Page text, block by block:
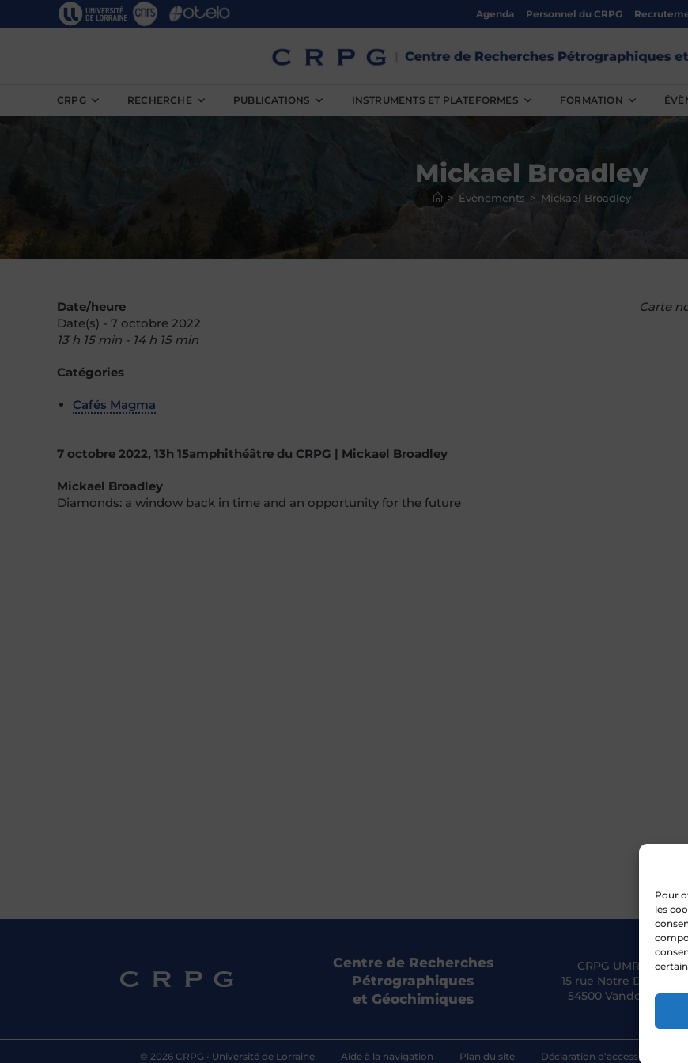
Pour
les
Agenda Personnel du CRPG
CRPG RECHERCHE PUBLICATIONS INSTRUMENTS ET PLATEFORMES FORMATION
Mickael Broadley
> Évènements > Mickael Broadley
Carte
Date/heure
Date(s) - 7 octobre 2022
13 h 15 min - 14 h 15 min
Catégories
Cafés Magma
7 octobre 2022, 13h 15amphithéâtre du CRPG | Mickael Broadley
Mickael Broadley
Diamonds: a window back in time and an opportunity for the future
Centre de Recherches
Pétrographiques
et Géochimiques
CRPG UMR 7358
15 rue Notre Dame
54500 Vandoeuvre-
© 2026 CRPG • Université de Lorraine Aide à la navigation Plan du site Déclaration d’accessibilité